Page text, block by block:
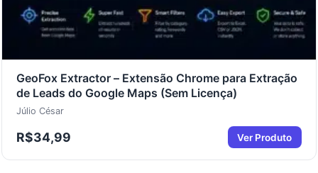
GeoFox Extractor – Extensão Chrome para Extração
de Leads do Google Maps (Sem Licença)
Júlio César
R$34,99 Ver Produto